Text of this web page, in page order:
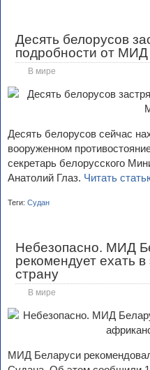
Десять белорусов
подробности от МИД
В мире
Десять белорусов сейчас
вооруженном
секретарь белорусского
Анатолий Глаз. Читать
Теги: Судан
Небезопасно. МИД
рекомендует ехать
страну
В мире
МИД Беларуси